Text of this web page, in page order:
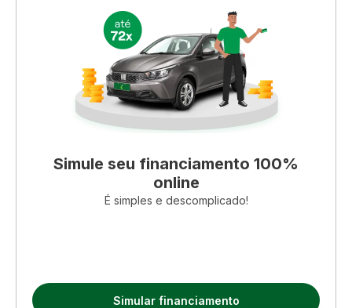
Simule seu financiamento 100%
online
É simples e descomplicado!
Simular financiamento